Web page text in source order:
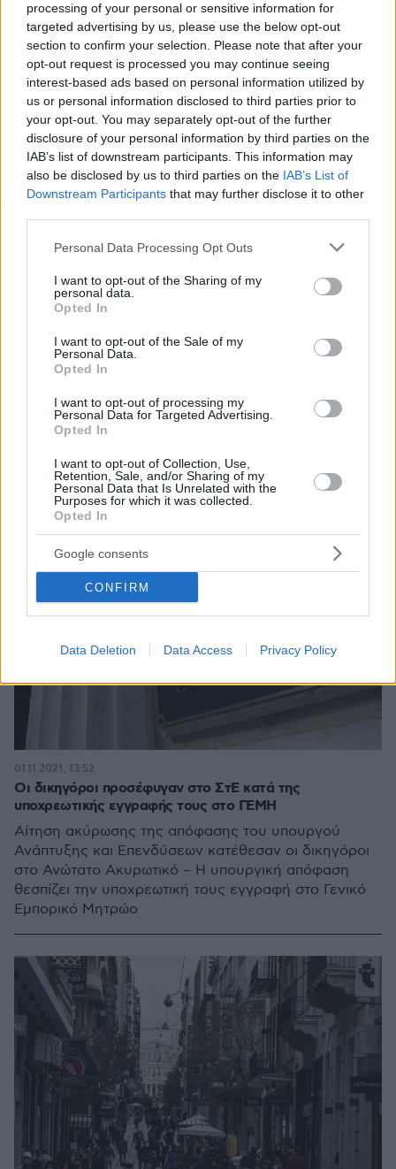
processing of your personal or sensitive information for
targeted advertising by us, please use the below opt-out
section to confirm your selection. Please note that after your
opt-out request is processed you may continue seeing
interest-based ads based on personal information utilized by
us or personal information disclosed to third parties prior to
your opt-out. You may separately opt-out of the further
disclosure of your personal information by third parties on the
IAB’s list of downstream participants. This information may
also be disclosed by us to third parties on the IAB’s List of
Downstream Participants that may further disclose it to other
Please note that this website/app uses one or more Google
not limited to your visit or usage behaviour. You may click to
grant or deny consent to Google and its third-party tags to
use your data for below specified purposes in below Google
consent section.
Personal Data Processing Opt Outs
I want to opt-out of the Sharing of my
personal data.
Opted In
I want to opt-out of the Sale of my
Personal Data.
Opted In
I want to opt-out of processing my
Personal Data for Targeted Advertising.
Opted In
I want to opt-out of Collection, Use,
Retention, Sale, and/or Sharing of my
Personal Data that Is Unrelated with the
Purposes for which it was collected.
Opted In
Google consents
CONFIRM
Data Deletion Data Access Privacy Policy
G-Cloud: Αυτόματοι έλεγχοι και διασταυρώσεις με την
Το ΓΕΜΗ μπαίνει στο κυβερνητικό νέφος και η
εφορία θα μπορεί να βλέπει την πραγματική εικόνα
των επιχειρήσεων
Οι δικηγόροι προσέφυγαν στο ΣτΕ κατά της
υποχρεωτικής εγγραφής τους στο ΓΕΜΗ
Αίτηση ακύρωσης της απόφασης του υπουργού
Ανάπτυξης και Επενδύσεων κατέθεσαν οι δικηγόροι
στο Ανώτατο Ακυρωτικό – Η υπουργική απόφαση
θεσπίζει την υποχρεωτική τους εγγραφή στο Γενικό
Εμπορικό Μητρώο
01.11.2021, 13:52